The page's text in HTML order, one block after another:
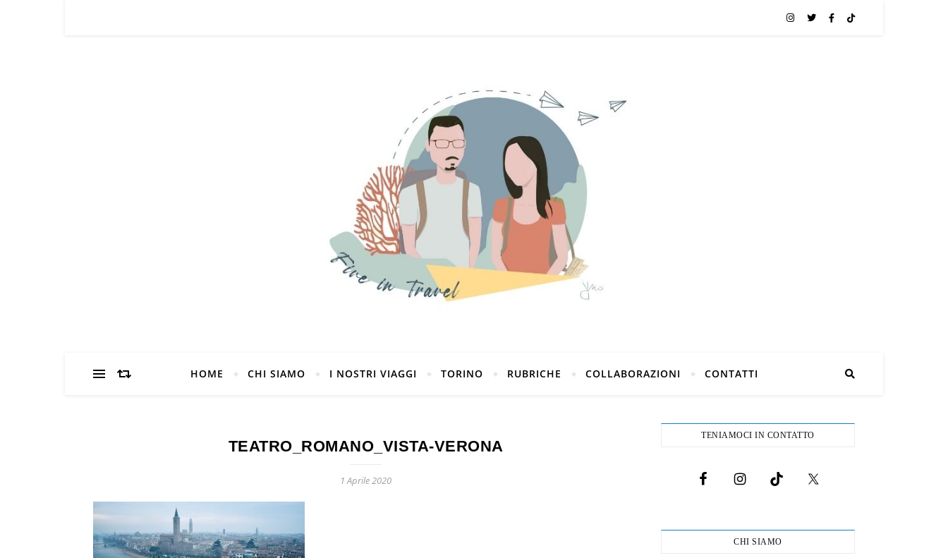
HOME CHI SIAMO I NOSTRI VIAGGI TORINO RUBRICHE COLLABORAZIONI CONTATTI
TEATRO_ROMANO_VISTA-VERONA
1 Aprile 2020
TENIAMOCI IN CONTATTO
CHI SIAMO